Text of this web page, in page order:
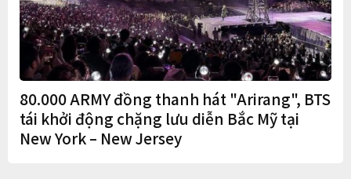
80.000 ARMY đồng thanh hát "Arirang", BTS
tái khởi động chặng lưu diễn Bắc Mỹ tại
New York – New Jersey